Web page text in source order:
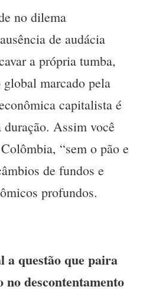
no dilema
de audácia
a própria tumba,
marcado pela
capitalista é
duração. Assim você
“sem o pão e
de fundos e
profundos.
questão que paira
no descontentamento